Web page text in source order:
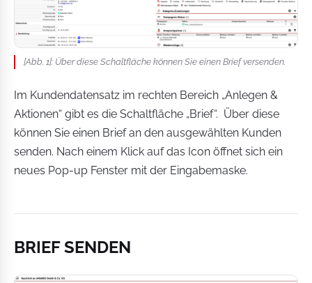
[Abb. 1]: Über diese Schaltfläche können Sie einen Brief versenden.
Im Kundendatensatz im rechten Bereich „Anlegen &
Aktionen“ gibt es die Schaltfläche „Brief“. Über diese
können Sie einen Brief an den ausgewählten Kunden
senden. Nach einem Klick auf das Icon öffnet sich ein
neues Pop-up Fenster mit der Eingabemaske.
BRIEF SENDEN